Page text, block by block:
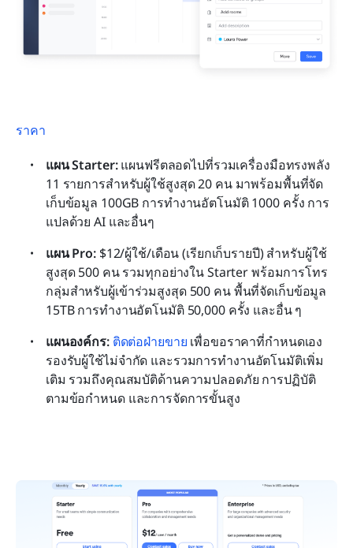
ราคา
แผน Starter: แผนฟรีตลอดไปที่รวมเครื่องมือทรงพลัง
11 รายการสำหรับผู้ใช้สูงสุด 20 คน มาพร้อมพื้นที่จัด
เก็บข้อมูล 100GB การทำงานอัตโนมัติ 1000 ครั้ง การ
แปลด้วย AI และอื่นๆ
แผน Pro: $12/ผู้ใช้/เดือน (เรียกเก็บรายปี) สำหรับผู้ใช้
สูงสุด 500 คน รวมทุกอย่างใน Starter พร้อมการโทร
กลุ่มสำหรับผู้เข้าร่วมสูงสุด 500 คน พื้นที่จัดเก็บข้อมูล
15TB การทำงานอัตโนมัติ 50,000 ครั้ง และอื่น ๆ
แผนองค์กร: ติดต่อฝ่ายขาย เพื่อขอราคาที่กำหนดเอง
รองรับผู้ใช้ไม่จำกัด และรวมการทำงานอัตโนมัติเพิ่ม
เติม รวมถึงคุณสมบัติด้านความปลอดภัย การปฏิบัติ
ตามข้อกำหนด และการจัดการขั้นสูง